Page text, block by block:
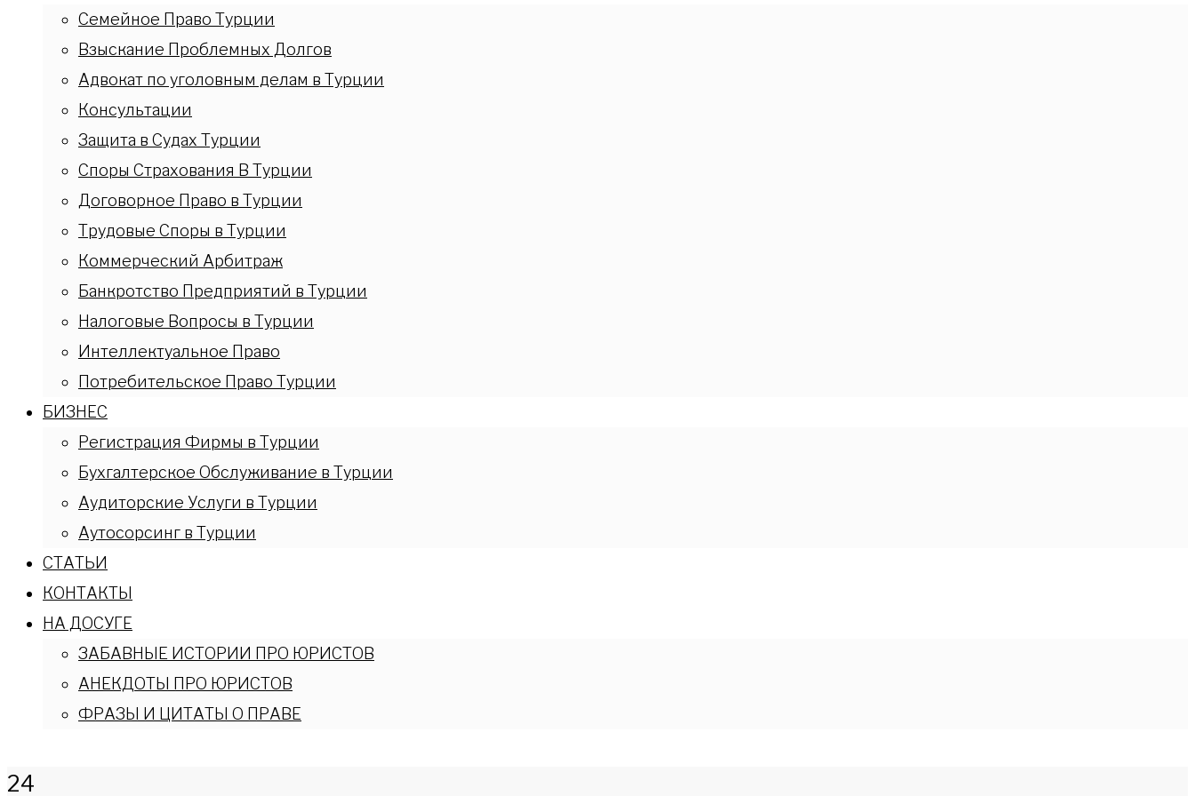
Семейное Право Турции
Взыскание Проблемных Долгов
Адвокат по уголовным делам в Турции
Консультации
Защита в Судах Турции
Споры Страхования В Турции
Договорное Право в Турции
Трудовые Споры в Турции
Коммерческий Арбитраж
Банкротство Предприятий в Турции
Налоговые Вопросы в Турции
Интеллектуальное Право
Потребительское Право Турции
БИЗНЕС
Регистрация Фирмы в Турции
Бухгалтерское Обслуживание в Турции
Аудиторские Услуги в Турции
Аутосорсинг в Турции
СТАТЬИ
КОНТАКТЫ
НА ДОСУГЕ
ЗАБАВНЫЕ ИСТОРИИ ПРО ЮРИСТОВ
АНЕКДОТЫ ПРО ЮРИСТОВ
ФРАЗЫ И ЦИТАТЫ О ПРАВЕ
24